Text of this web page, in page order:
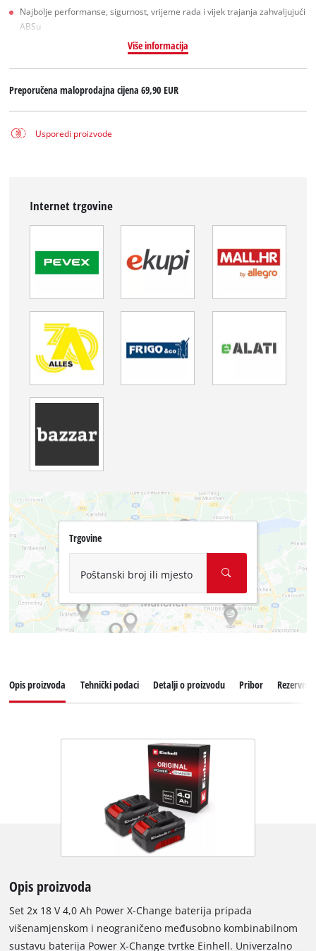
Najbolje performanse, sigurnost, vrijeme rada i vijek trajanja zahvaljujući
ABSu
Više informacija
Preporučena maloprodajna cijena69,90 EUR
Usporedi proizvode
Internet trgovine
Trgovine
Poštanski broj ili mjesto
Opis proizvoda Tehnički podaci Detalji o proizvodu Pribor Rezervni
Opis proizvoda
Set 2x 18 V 4,0 Ah Power X-Change baterija pripada
višenamjenskom i neograničeno međusobno kombinabilnom
sustavu baterija Power X-Change tvrtke Einhell. Univerzalno